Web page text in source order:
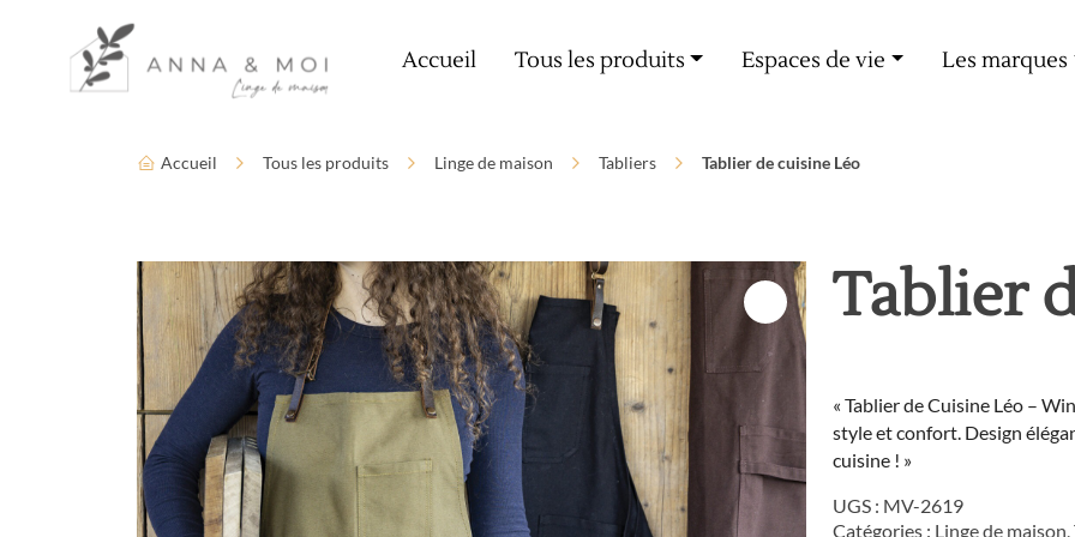
Paramètres d’accessibilité
Accueil Tous les produits Espaces de vie Les marques
Accueil Tous les produits Linge de maison Tabliers Tablier de cuisine Léo
Tablier
« Tablier de Cuisine Léo –
style et confort. Design
cuisine ! »
UGS : MV-2619
Catégories : Linge de maison,